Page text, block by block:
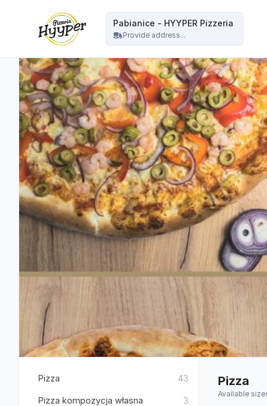
Pabianice - HYYPER Pizzeria
Provide address...
Pizza 43
Pizza kompozycja własna 3
Pizza
Available